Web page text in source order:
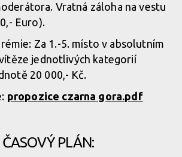
Vratná záloha na vestu
Euro).
Za 1.-5. místo v absolutním
jednotlivých kategorií
20 000,- Kč.
propozice czarna gora.pdf
ČASOVÝ PLÁN: